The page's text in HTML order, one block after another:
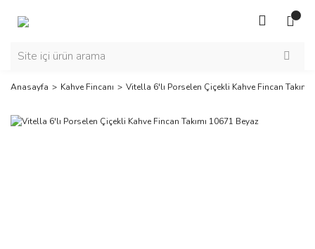
Anasayfa Kahve Fincanı Vitella 6'lı Porselen Çiçekli Kahve Fincan Takımı